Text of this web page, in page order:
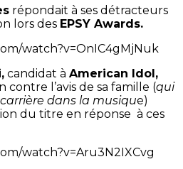
répondait à ses détracteurs
lors des EPSY Awards.
watch?v=OnIC4gMjNuk
candidat à American Idol,
contre l’avis de sa famille (qui
dans la musique)
du titre en réponse à ces
watch?v=Aru3N2IXCvg